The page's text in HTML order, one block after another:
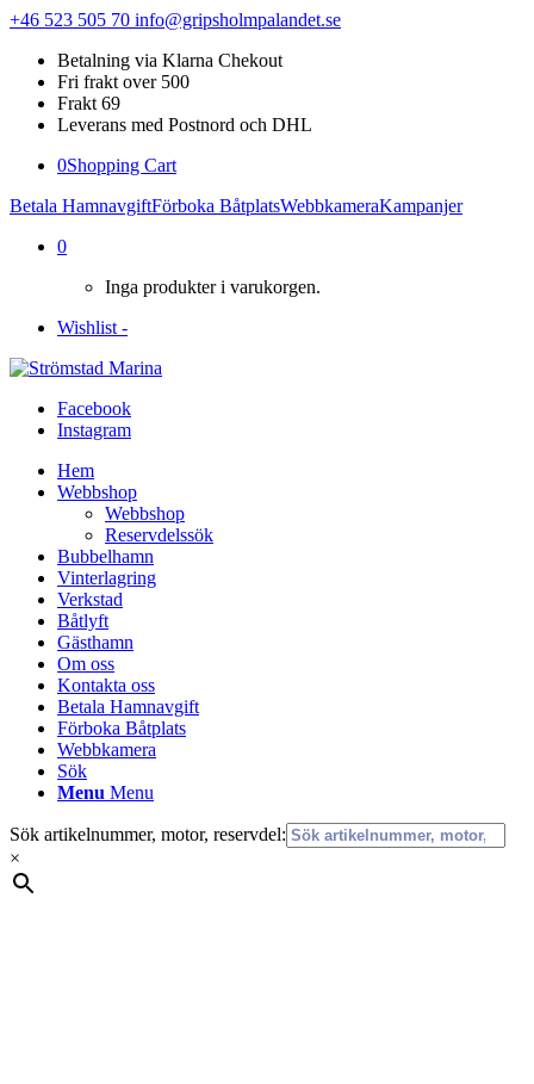
+46 523 505 70 info@gripsholmpalandet.se
Betalning via Klarna Chekout
Fri frakt over 500
Frakt 69
Leverans med Postnord och DHL
0Shopping Cart
Betala HamnavgiftFörboka BåtplatsWebbkameraKampanjer
0
Inga produkter i varukorgen.
Wishlist -
Facebook
Instagram
Hem
Webbshop
Webbshop
Reservdelssök
Bubbelhamn
Vinterlagring
Verkstad
Båtlyft
Gästhamn
Om oss
Kontakta oss
Betala Hamnavgift
Förboka Båtplats
Webbkamera
Sök
Menu Menu
Sök artikelnummer, motor, reservdel:
×